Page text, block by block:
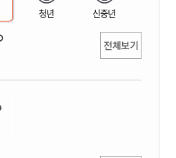
청년 신중년
전체보기